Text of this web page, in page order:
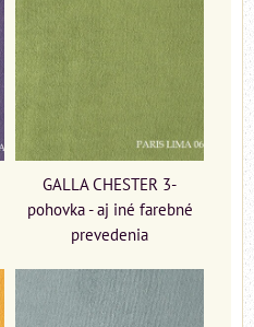
GALLA CHESTER 3-
pohovka - aj iné farebné
prevedenia